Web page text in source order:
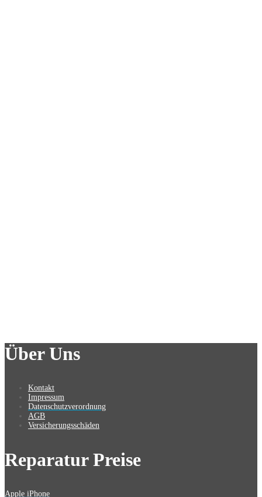
Über Uns
Kontakt
Impressum
Datenschutzverordnung
AGB
Versicherungsschäden
Reparatur Preise
Apple iPhone